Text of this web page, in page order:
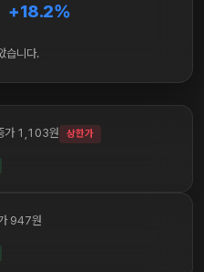
+18.2%
습니다.
가 1,103원 상한가
947원